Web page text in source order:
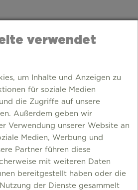
verwendet
um Inhalte und Anzeigen zu
für soziale Medien
die Zugriffe auf unsere
Außerdem geben wir
Verwendung unserer Website an
Medien, Werbung und
Partner führen diese
mit weiteren Daten
bereitgestellt haben oder die
der Dienste gesammelt